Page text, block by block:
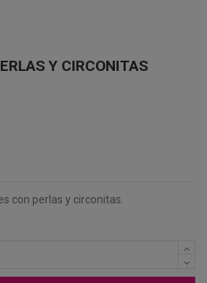
Y CIRCONITAS
con perlas y circonitas.